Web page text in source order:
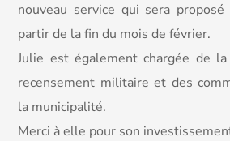
nouveau service qui sera
partir de la fin du mois de février.
Julie est également chargée de
recensement militaire et des
la municipalité.
Merci à elle pour son